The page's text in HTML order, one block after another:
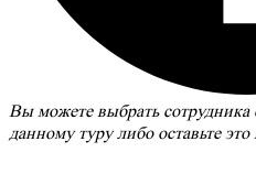
Вы можете выбрать
данному туру либо оставьте